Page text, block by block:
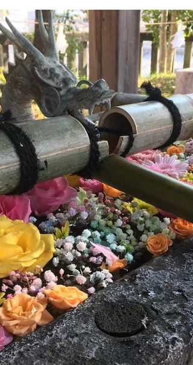
こんにちは ホテルサンリバー四万十です
回ご紹介するのは 四万十補完計画！！ エ
ェファンにはたまらない計画ですね！！ 当
ホテルもこのようにアピールしております
エヴァの咆哮が聞こえてきそうですよね こ
のブログを書きながらエヴァ発進のBGMが